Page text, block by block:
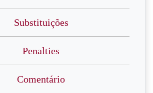
Substituições
Penalties
Comentário